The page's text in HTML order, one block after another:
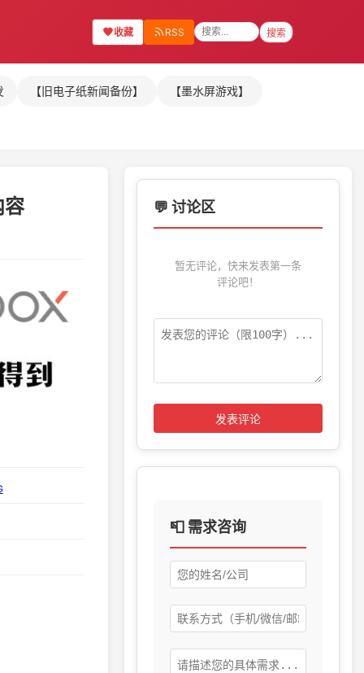
收藏 RSS 搜索
【旧电子纸新闻备份】 【墨水屏游戏】
容 💬 讨论区
暂无评论，快来发表第一条
评论吧！
发表评论
📮 需求咨询